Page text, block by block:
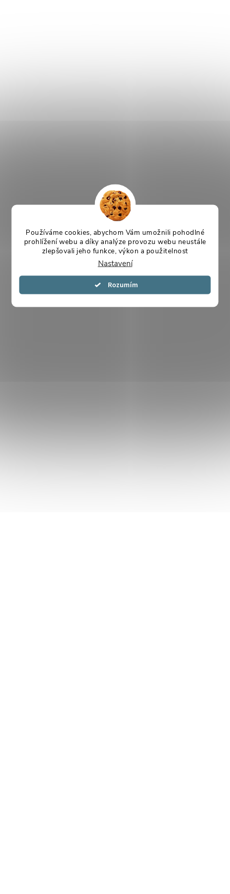
Používáme cookies, abychom Vám umožnili pohodlné
prohlížení webu a díky analýze provozu webu neustále
zlepšovali jeho funkce, výkon a použitelnost
Nastavení
Souhlasím